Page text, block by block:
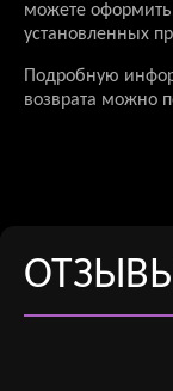
можете
установленных
Подробную
возврата можно